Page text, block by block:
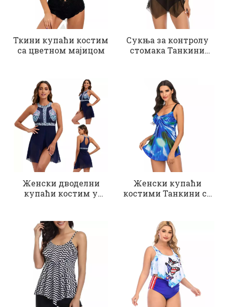
Ткини купаћи костим
са цветном мајицом
Сукња за контролу
стомака Танкини
Женски дводелни
купаћи костим у
Женски купаћи
костими Танкини са